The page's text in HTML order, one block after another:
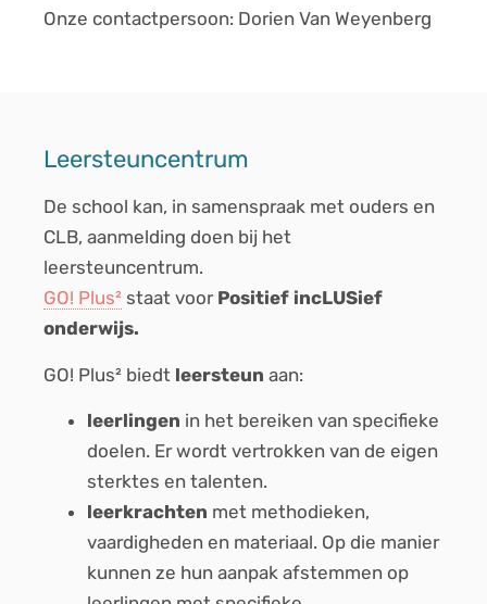
Onze contactpersoon: Dorien Van Weyenberg
Leersteuncentrum
De school kan, in samenspraak met ouders en
CLB, aanmelding doen bij het
leersteuncentrum.
GO! Plus² staat voor Positief incLUSief
onderwijs.
GO! Plus² biedt leersteun aan:
leerlingen in het bereiken van specifieke
doelen. Er wordt vertrokken van de eigen
sterktes en talenten.
leerkrachten met methodieken,
vaardigheden en materiaal. Op die manier
kunnen ze hun aanpak afstemmen op